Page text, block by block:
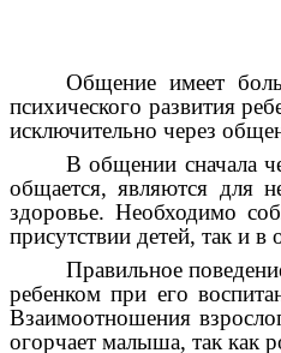
Общение имеет
психического развития
исключительно через
В общении сначала
общается, являются для
здоровье. Необходимо
присутствии детей, так и
Правильное
ребенком при его
Взаимоотношения
огорчает малыша, так как